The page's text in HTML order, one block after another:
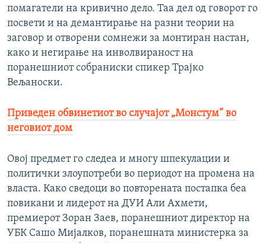
помагатели на кривично дело. Таа дел од говорот го
посвети и на демантирање на разни теории на
заговор и отворени сомнежи за монтиран настан,
како и негирање на инволвираност на
поранешниот собраниски спикер Трајко
Вељаноски.
Приведен обвинетиот во случајот „Монстум“ во
неговиот дом
Овој предмет го следеа и многу шпекулации и
политички злоупотреби во периодот на промена на
власта. Како сведоци во повторената постапка беа
повикани и лидерот на ДУИ Али Ахмети,
премиерот Зоран Заев, поранешниот директор на
УБК Сашо Мијалков, поранешната министерка за